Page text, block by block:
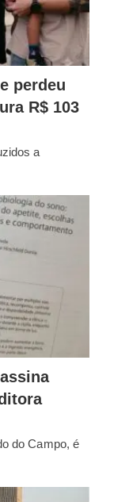
perdeu
R$ 103
a
do Campo, é